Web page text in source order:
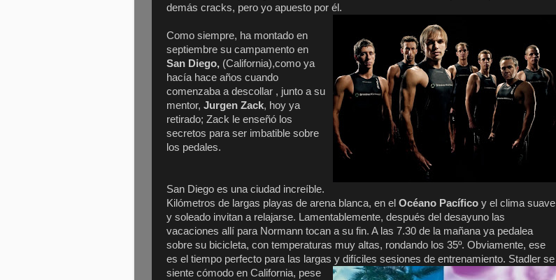
demás cracks, pero yo apuesto por él.
Como siempre, ha montado en
septiembre su campamento en
San Diego, (California),como ya
hacía hace años cuando
comenzaba a descollar , junto a su
mentor, Jurgen Zack, hoy ya
retirado; Zack le enseñó los
secretos para ser imbatible sobre
los pedales.
San Diego es una ciudad increíble.
Kilómetros de largas playas de arena blanca, en el Océano Pacífico y el clima suave
y soleado invitan a relajarse. Lamentablemente, después del desayuno las
vacaciones allí para Normann tocan a su fin. A las 7.30 de la mañana ya pedalea
sobre su bicicleta, con temperaturas muy altas, rondando los 35º. Obviamente, ese
es el tiempo perfecto para las largas y difíciles sesiones de entrenamiento. Stadler se
siente cómodo en California, pese